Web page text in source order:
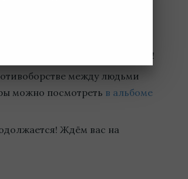
И. Фридберга состоялась!
между людьми
можно посмотреть в альбоме
Ждём вас на